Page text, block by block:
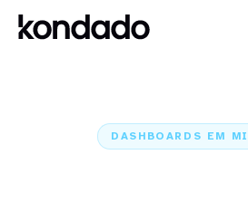
DASHBOARDS EM